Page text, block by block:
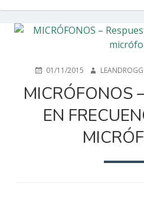
PUBLICADO
01/11/2015 AUTOR
MICRÓFONOS
EN